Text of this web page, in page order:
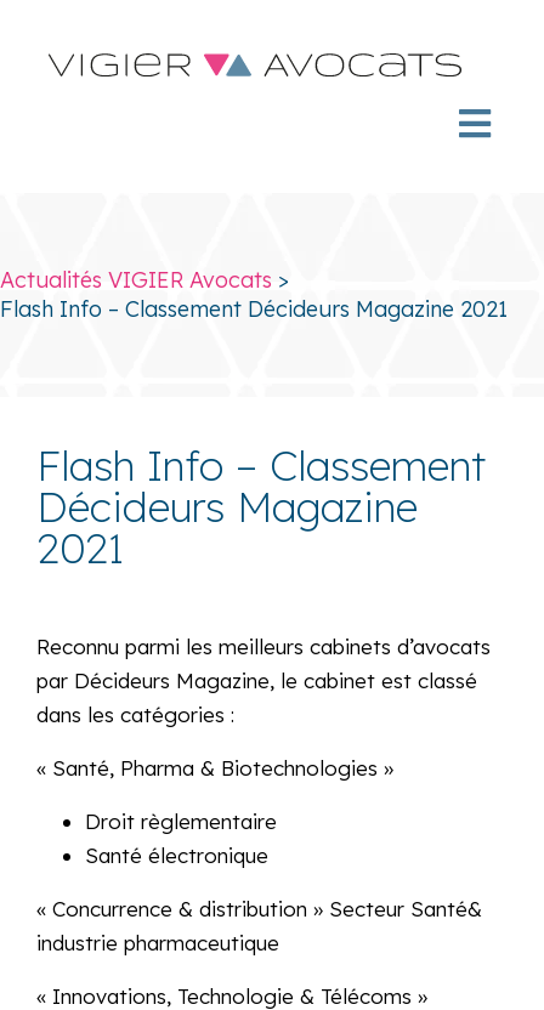
Actualités VIGIER Avocats >
Flash Info – Classement Décideurs Magazine 2021
Flash Info – Classement
Décideurs Magazine
2021
Reconnu parmi les meilleurs cabinets d’avocats
par Décideurs Magazine, le cabinet est classé
dans les catégories :
« Santé, Pharma & Biotechnologies »
Droit règlementaire
Santé électronique
« Concurrence & distribution » Secteur Santé&
industrie pharmaceutique
« Innovations, Technologie & Télécoms »